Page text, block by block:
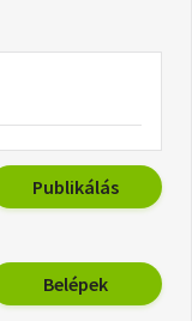
Publikálás
Belépek